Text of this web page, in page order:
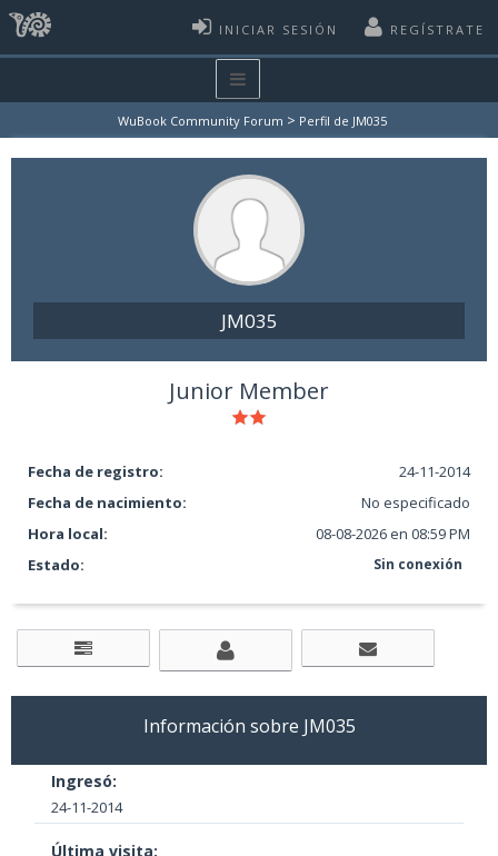
INICIAR SESIÓN REGÍSTRATE
WuBook Community Forum > Perfil de JM035
JM035
Junior Member
Fecha de registro:
24-11-2014
Fecha de nacimiento:
No especificado
Hora local:
08-08-2026 en 08:59 PM
Estado:
Sin conexión
Información sobre JM035
Ingresó:
24-11-2014
Última visita: